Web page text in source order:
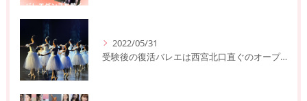
2022/05/31
受験後の復活バレエは西宮北口直ぐのオープンクラスへ